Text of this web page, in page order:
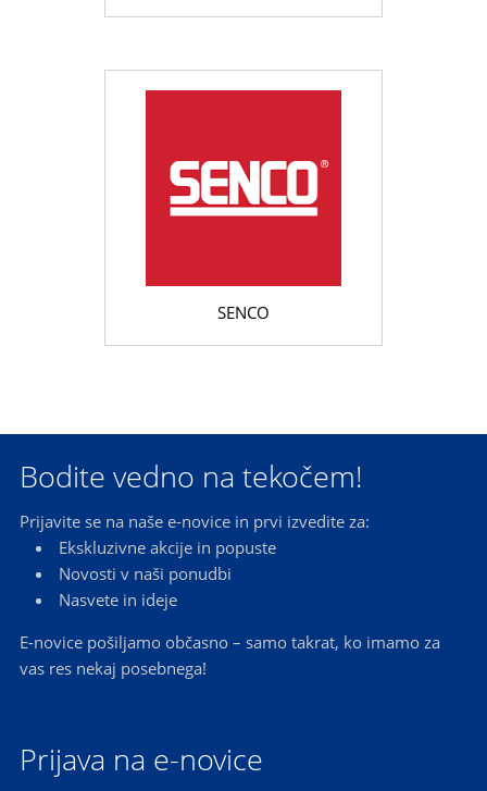
SENCO
Bodite vedno na tekočem!
Prijavite se na naše e-novice in prvi izvedite za:
Ekskluzivne akcije in popuste
Novosti v naši ponudbi
Nasvete in ideje
E-novice pošiljamo občasno – samo takrat, ko imamo za
vas res nekaj posebnega!
Prijava na e-novice